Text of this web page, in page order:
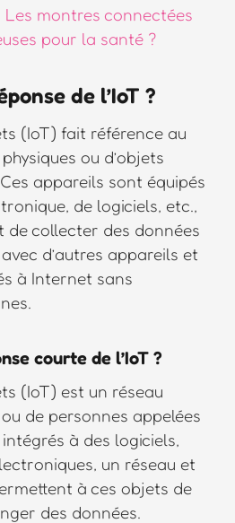
Les montres connectées
pour la santé ?
de l’IoT ?
(IoT) fait référence au
ou d’objets
appareils sont équipés
de logiciels, etc.,
de collecter des données
d’autres appareils et
à Internet sans
courte de l’IoT ?
(IoT) est un réseau
de personnes appelées
à des logiciels,
un réseau et
à ces objets de
des données.